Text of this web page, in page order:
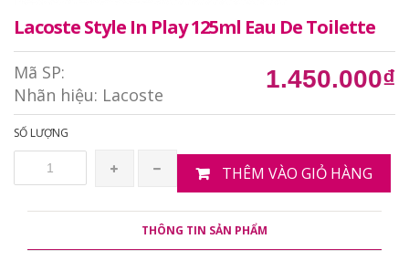
Lacoste Style In Play 125ml Eau De Toilette
Mã SP:
Nhãn hiệu: Lacoste
1.450.000₫
SỐ LƯỢNG
THÊM VÀO GIỎ HÀNG
THÔNG TIN SẢN PHẨM